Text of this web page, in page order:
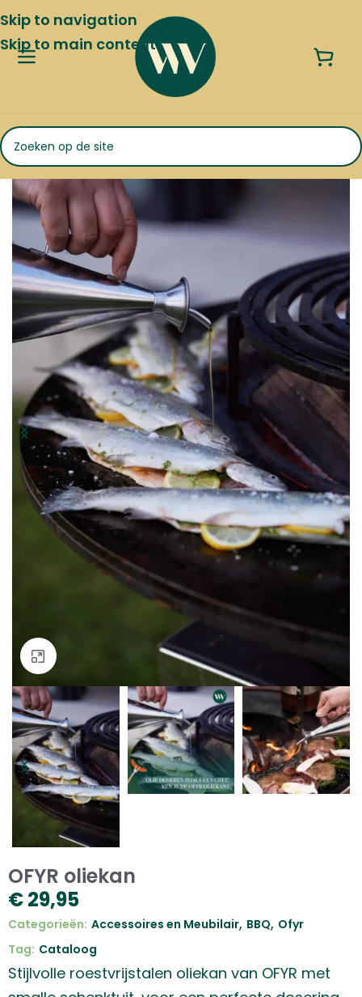
Skip to navigation
Skip to main content
Klik om te vergroten
OFYR oliekan
€29,95
Categorieën: Accessoires en Meubilair, BBQ, Ofyr
Tag: Cataloog
Stijlvolle roestvrijstalen oliekan van OFYR met